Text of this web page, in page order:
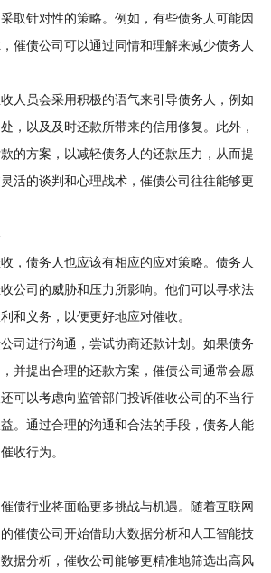
取针对性的策略。例如，有些债务人可能因
催债公司可以通过同情和理解来减少债务人
员会采用积极的语气来引导债务人，例如
，以及及时还款所带来的信用修复。此外，
的方案，以减轻债务人的还款压力，从而提
活的谈判和心理战术，催债公司往往能够更
债务人也应该有相应的应对策略。债务人
公司的威胁和压力所影响。他们可以寻求法
和义务，以便更好地应对催收。
进行沟通，尝试协商还款计划。如果债务
并提出合理的还款方案，催债公司通常会愿
可以考虑向监管部门投诉催收公司的不当行
。通过合理的沟通和合法的手段，债务人能
收行为。
行业将面临更多挑战与机遇。随着互联网
催债公司开始借助大数据分析和人工智能技
据分析，催收公司能够更精准地筛选出高风